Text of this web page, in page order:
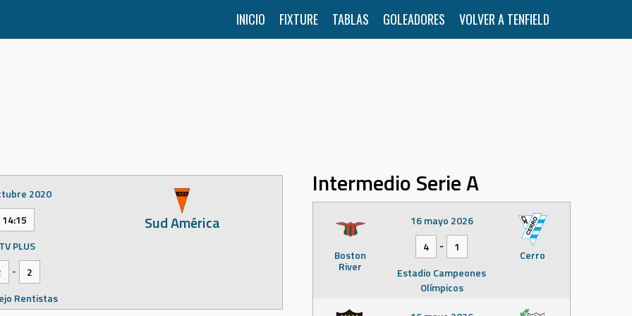
INICIO FIXTURE TABLAS GOLEADORES VOLVER A TENFIELD
Sud América
2020
14:15
PLUS
-
2
Rentistas
Intermedio Serie A
Boston
River
Cerro
16 mayo 2026
4
-
1
Estadio Campeones
Olímpicos